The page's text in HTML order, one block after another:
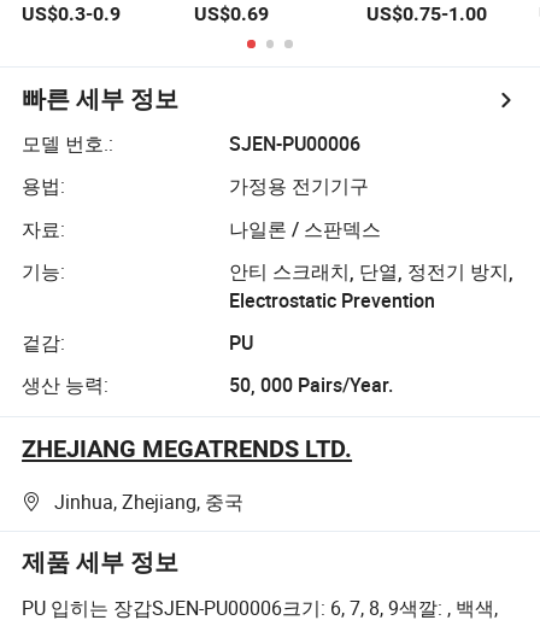
갑
US$0.3-0.9
및 TPR 충격 저항
손 보호 작업 안전
노동 장갑 PU 니
US$0.69 US$0.75-1.00
빠른 세부 정보
모델 번호.:
SJEN-PU00006
용법:
가정용 전기기구
자료:
나일론 / 스판덱스
기능:
안티 스크래치, 단열, 정전기 방지,
Electrostatic Prevention
겉감:
PU
생산 능력:
50, 000 Pairs/Year.
ZHEJIANG MEGATRENDS LTD.
Jinhua, Zhejiang, 중국
제품 세부 정보
PU 입히는 장갑SJEN-PU00006크기: 6, 7, 8, 9색깔: , 백색,